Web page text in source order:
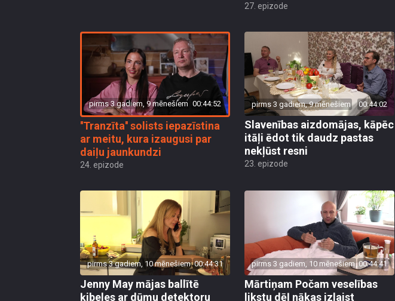
27. epizode
pirms 3 gadiem, 9 mēnešiem 00:44:52
''Tranzīta'' solists iepazīstina
ar meitu, kura izaugusi par
daiļu jaunkundzi
24. epizode
pirms 3 gadiem, 9 mēnešiem 00:44:02
Slavenības aizdomājas, kāpēc
itāļi ēdot tik daudz pastas
nekļūst resni
23. epizode
pirms 3 gadiem, 10 mēnešiem 00:44:31
Jenny May mājas ballītē
ķibeles ar dūmu detektoru
pirms 3 gadiem, 10 mēnešiem 00:44:41
Mārtiņam Počam veselības
likstu dēļ nākas izlaist